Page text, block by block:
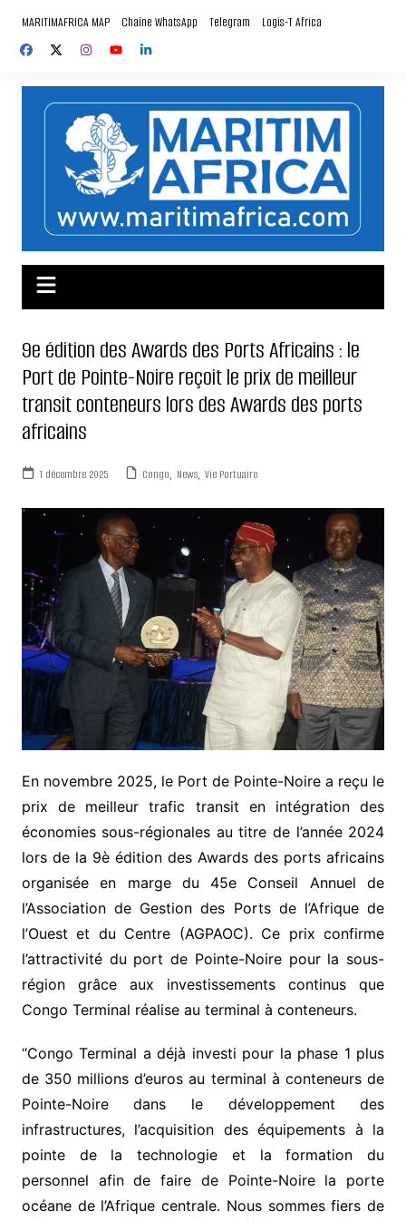
contenu
MARITIMAFRICA MAP Chaîne WhatsApp Telegram Logis-T Africa
9e édition des Awards des Ports Africains : le
Port de Pointe-Noire reçoit le prix de meilleur
transit conteneurs lors des Awards des ports
africains
1 décembre 2025 Congo, News, Vie Portuaire
En novembre 2025, le Port de Pointe-Noire a reçu le
prix de meilleur trafic transit en intégration des
économies sous-régionales au titre de l’année 2024
lors de la 9è édition des Awards des ports africains
organisée en marge du 45e Conseil Annuel de
l’Association de Gestion des Ports de l’Afrique de
l’Ouest et du Centre (AGPAOC). Ce prix confirme
l’attractivité du port de Pointe-Noire pour la sous-
région grâce aux investissements continus que
Congo Terminal réalise au terminal à conteneurs.
“Congo Terminal a déjà investi pour la phase 1 plus
de 350 millions d’euros au terminal à conteneurs de
Pointe-Noire dans le développement des
infrastructures, l’acquisition des équipements à la
pointe de la technologie et la formation du
personnel afin de faire de Pointe-Noire la porte
océane de l’Afrique centrale. Nous sommes fiers de